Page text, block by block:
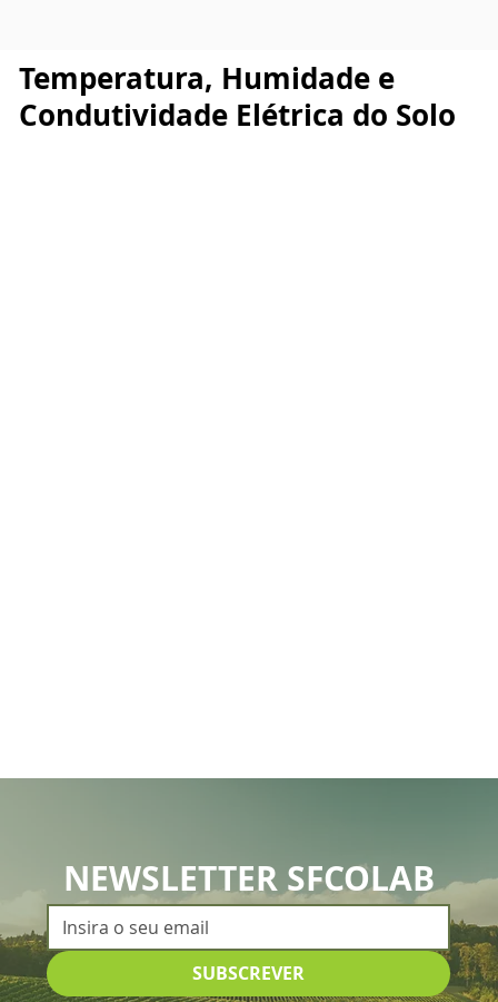
Temperatura, Humidade e
Condutividade Elétrica do Solo
NEWSLETTER SFCOLAB
SUBSCREVER